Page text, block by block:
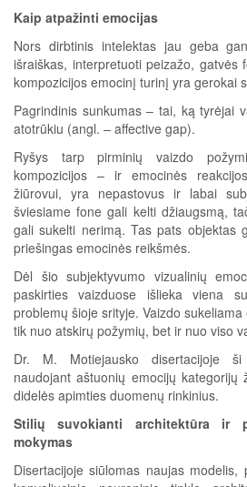
Kaip atpažinti emocijas
Nors dirbtinis intelektas jau geba
išraiškas, interpretuoti peizažo, gatvės
kompozicijos emocinį turinį yra gerokai
Pagrindinis sunkumas – tai, ką tyrėjai
atotrūkiu (angl. – affective gap).
Ryšys tarp pirminių vaizdo
kompozicijos – ir emocinės
žiūrovui, yra nepastovus ir labai
šviesiame fone gali kelti džiaugsmą,
gali sukelti nerimą. Tas pats objektas
priešingas emocinės reikšmės.
Dėl šio subjektyvumo vizualinių
paskirties vaizduose išlieka viena
problemų šioje srityje. Vaizdo
tik nuo atskirų požymių, bet ir nuo viso
Dr. M. Motiejausko disertacijoje ši
naudojant aštuonių emocijų kategorijų
didelės apimties duomenų rinkinius.
Stilių suvokianti architektūra ir
mokymas
Disertacijoje siūlomas naujas modelis,